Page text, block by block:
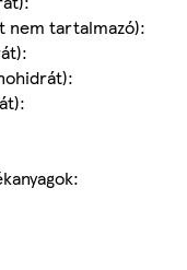
nem tartalmazó):